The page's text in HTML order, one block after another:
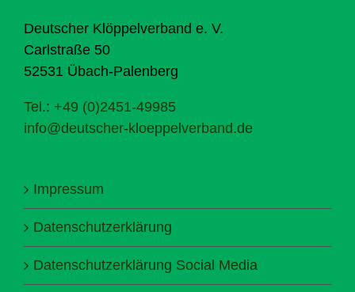
Deutscher Klöppelverband e. V.
Carlstraße 50
52531 Übach-Palenberg
Tel.: +49 (0)2451-49985
info@deutscher-kloeppelverband.de
Impressum
Datenschutzerklärung
Datenschutzerklärung Social Media